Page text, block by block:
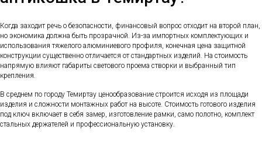
Когда заходит речь о безопасности, финансовый вопрос отходит на второй план,
но экономика должна быть прозрачной. Из-за импортных комплектующих и
использования тяжелого алюминиевого профиля, конечная цена защитной
конструкции существенно отличается от стандартных изделий. На стоимость
напрямую влияют габариты светового проема створки и выбранный тип
крепления.
В среднем по городу Темиртау ценообразование строится исходя из площади
изделия и сложности монтажных работ на высоте. Стоимость готового изделия
под ключ включает в себя замер, изготовление рамки, само полотно, комплект
стальных держателей и профессиональную установку.